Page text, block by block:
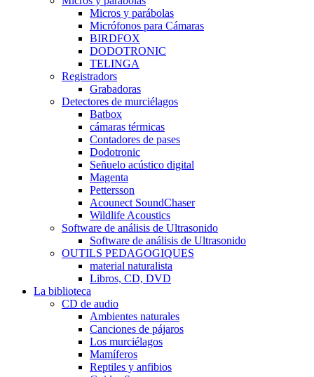
Micros y parábolas
Micrófonos para Cámaras
BIRDFOX
DODOTRONIC
TELINGA
Registradors
Grabadoras
Detectores de murciélagos
Batbox
cámaras térmicas
Contadores de pases
Dodotronic
Señuelo acústico digital
Magenta
Pettersson
Acounect SoundChaser
Wildlife Acoustics
Software de análisis de Ultrasonido
Software de análisis de Ultrasonido
OUTILS PEDAGOGIQUES
material naturalista
Libros, CD, DVD
La biblioteca
CD de audio
Ambientes naturales
Canciones de pájaros
Los murciélagos
Mamíferos
Reptiles y anfibios